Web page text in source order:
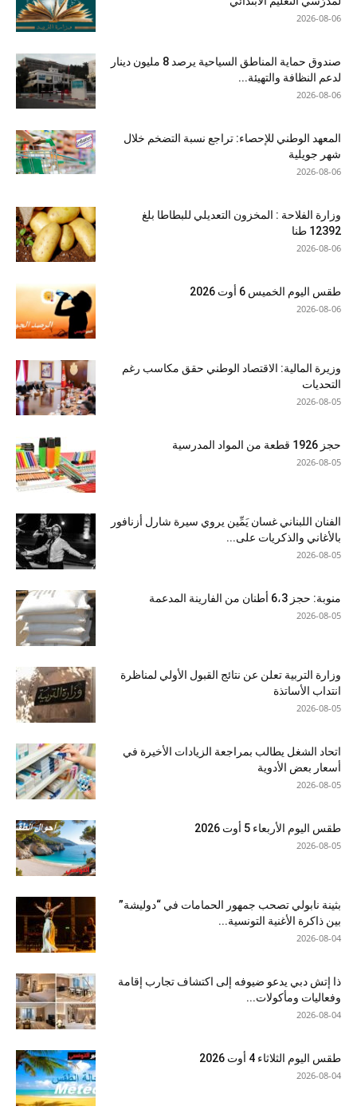
2026-08-06
صندوق حماية المناطق السياحية يرصد 8 مليون دينار
لدعم النظافة والتهيئة...
2026-08-06
المعهد الوطني للإحصاء: تراجع نسبة التضخم خلال
شهر جويلية
2026-08-06
وزارة الفلاحة : المخزون التعديلي للبطاطا بلغ
12392 طنا
2026-08-06
طقس اليوم الخميس 6 أوت 2026
2026-08-06
وزيرة المالية: الاقتصاد الوطني حقق مكاسب رغم
التحديات
2026-08-05
حجز 1926 قطعة من المواد المدرسية
2026-08-05
الفنان اللبناني غسان يَمِّين يروي سيرة شارل أزنافور
بالأغاني والذكريات على...
2026-08-05
منوبة: حجز 6،3 أطنان من الفارينة المدعمة
2026-08-05
وزارة التربية تعلن عن نتائج القبول الأولي لمناظرة
انتداب الأساتذة
2026-08-05
اتحاد الشغل يطالب بمراجعة الزيادات الأخيرة في
أسعار بعض الأدوية
2026-08-05
طقس اليوم الأربعاء 5 أوت 2026
2026-08-05
بثينة نابولي تصحب جمهور الحمامات في “دوليشة”
بين ذاكرة الأغنية التونسية...
2026-08-04
ذا إتش دبي يدعو ضيوفه إلى اكتشاف تجارب إقامة
وفعاليات ومأكولات...
2026-08-04
طقس اليوم الثلاثاء 4 أوت 2026
2026-08-04